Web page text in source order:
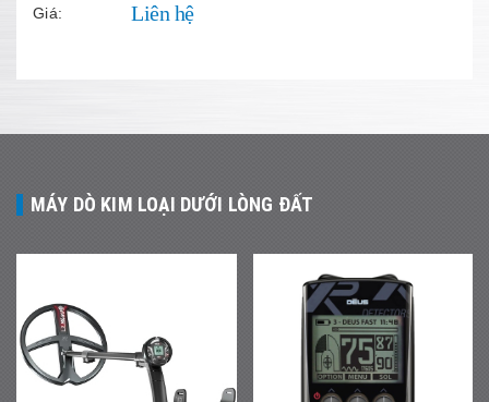
Giá: Liên hệ
MÁY DÒ KIM LOẠI DƯỚI LÒNG ĐẤT